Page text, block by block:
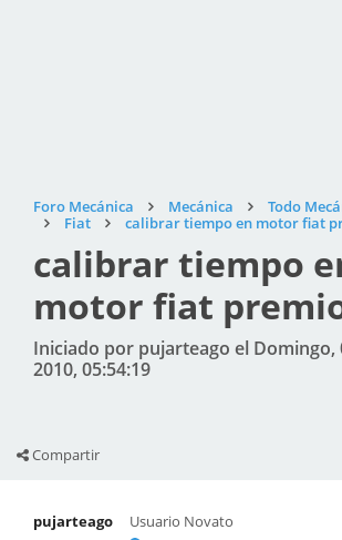
Foro Mecánica Mecánica
Todo
Fiat
calibrar tiempo en motor fiat
calibrar tiempo
motor fiat
Iniciado por pujarteago el Domingo,
2010, 05:54:19
Compartir
pujarteago Usuario Novato